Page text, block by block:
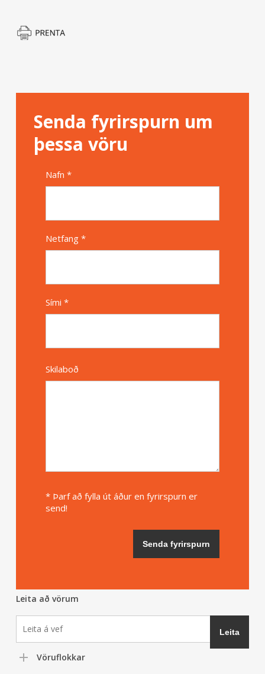
Senda fyrirspurn um
þessa vöru
Nafn *
Netfang *
Sími *
Skilaboð
* Þarf að fylla út áður en fyrirspurn er
send!
Leita að vörum
Vöruflokkar